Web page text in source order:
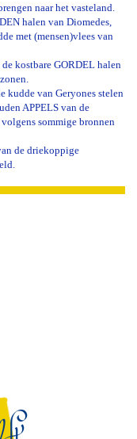
naar het vasteland.
halen van Diomedes,
met (mensen)vlees van
kostbare GORDEL halen
kudde van Geryones stelen
APPELS van de
sommige bronnen
de driekoppige